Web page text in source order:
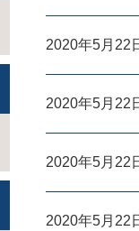
2020年5月22
2020年5月22
2020年5月22
2020年5月22